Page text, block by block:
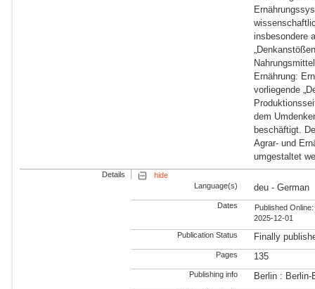
insbesondere
Ernährung:
vorliegende
dem
beschäftigt.
Agrar- und
umgestaltet
Details
hide
Language(s)
deu - German
Dates
Published Online:
2025-12-01
Publication Status Finally
Pages 135
Publishing info Berlin :